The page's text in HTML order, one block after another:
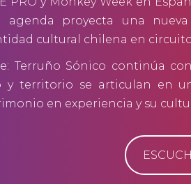
agenda proyecta una
cultural chilena en
Terruño Sónico continúa
y territorio se articulan en
en experiencia y su